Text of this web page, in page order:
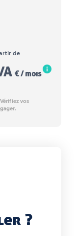
de
A € / mois
vos
?